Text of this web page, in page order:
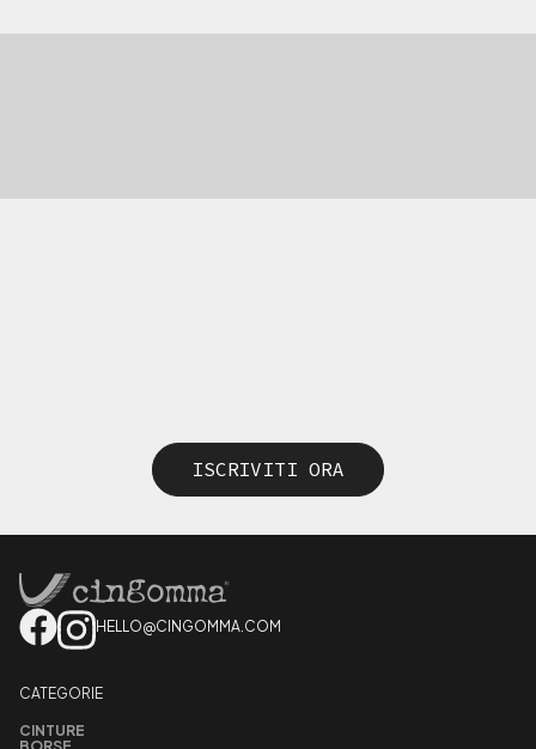
ISCRIVITI ORA
HELLO@CINGOMMA.COM
CATEGORIE
CINTURE